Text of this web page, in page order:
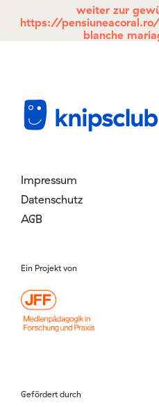
Login
weiter zur
https://
blanche
Impressum
Datenschutz
AGB
Ein Projekt von
Gefördert durch